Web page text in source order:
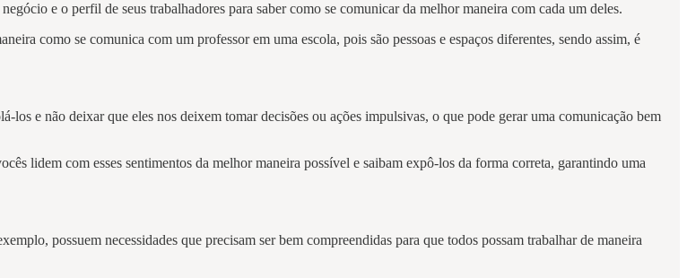
e o perfil de seus trabalhadores para saber como se comunicar da melhor maneira com cada um deles.
como se comunica com um professor em uma escola, pois são pessoas e espaços diferentes, sendo assim, é
e não deixar que eles nos deixem tomar decisões ou ações impulsivas, o que pode gerar uma comunicação bem
lidem com esses sentimentos da melhor maneira possível e saibam expô-los da forma correta, garantindo uma
possuem necessidades que precisam ser bem compreendidas para que todos possam trabalhar de maneira